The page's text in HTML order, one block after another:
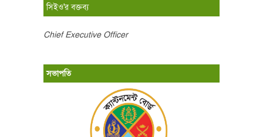
সিইও'র বক্তব্য
Chief Executive Officer
সভাপতি